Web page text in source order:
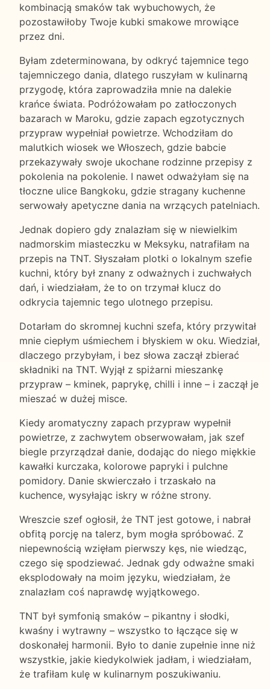
kombinacją smaków tak wybuchowych, że
pozostawiłoby Twoje kubki smakowe mrowiące
przez dni.
Byłam zdeterminowana, by odkryć tajemnice tego
tajemniczego dania, dlatego ruszyłam w kulinarną
przygodę, która zaprowadziła mnie na dalekie
krańce świata. Podróżowałam po zatłoczonych
bazarach w Maroku, gdzie zapach egzotycznych
przypraw wypełniał powietrze. Wchodziłam do
malutkich wiosek we Włoszech, gdzie babcie
przekazywały swoje ukochane rodzinne przepisy z
pokolenia na pokolenie. I nawet odważyłam się na
tłoczne ulice Bangkoku, gdzie stragany kuchenne
serwowały apetyczne dania na wrzących patelniach.
Jednak dopiero gdy znalazłam się w niewielkim
nadmorskim miasteczku w Meksyku, natrafiłam na
przepis na TNT. Słyszałam plotki o lokalnym szefie
kuchni, który był znany z odważnych i zuchwałych
dań, i wiedziałam, że to on trzymał klucz do
odkrycia tajemnic tego ulotnego przepisu.
Dotarłam do skromnej kuchni szefa, który przywitał
mnie ciepłym uśmiechem i błyskiem w oku. Wiedział,
dlaczego przybyłam, i bez słowa zaczął zbierać
składniki na TNT. Wyjął z spiżarni mieszankę
przypraw – kminek, paprykę, chilli i inne – i zaczął je
mieszać w dużej misce.
Kiedy aromatyczny zapach przypraw wypełnił
powietrze, z zachwytem obserwowałam, jak szef
biegle przyrządzał danie, dodając do niego miękkie
kawałki kurczaka, kolorowe papryki i pulchne
pomidory. Danie skwierczało i trzaskało na
kuchence, wysyłając iskry w różne strony.
Wreszcie szef ogłosił, że TNT jest gotowe, i nabrał
obfitą porcję na talerz, bym mogła spróbować. Z
niepewnością wzięłam pierwszy kęs, nie wiedząc,
czego się spodziewać. Jednak gdy odważne smaki
eksplodowały na moim języku, wiedziałam, że
znalazłam coś naprawdę wyjątkowego.
TNT był symfonią smaków – pikantny i słodki,
kwaśny i wytrawny – wszystko to łączące się w
doskonałej harmonii. Było to danie zupełnie inne niż
wszystkie, jakie kiedykolwiek jadłam, i wiedziałam,
że trafiłam kulę w kulinarnym poszukiwaniu.